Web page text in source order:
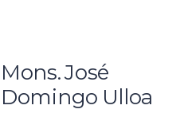
Mons. José
Domingo Ulloa